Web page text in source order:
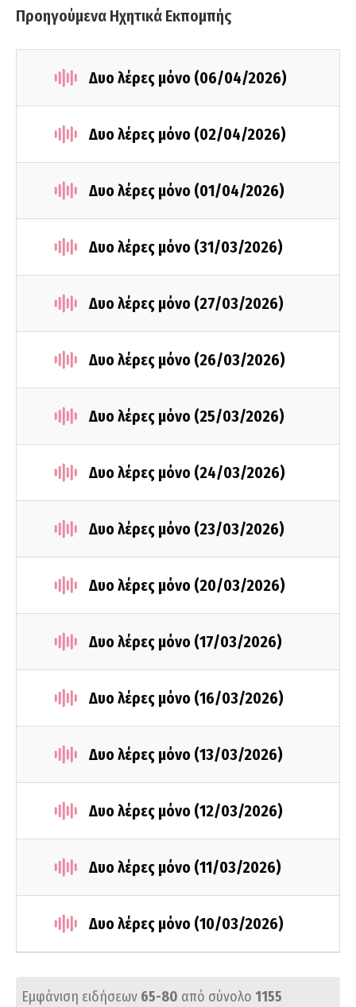
Προηγούμενα Ηχητικά Εκπομπής
Δυο λέρες μόνο (06/04/2026)
Δυο λέρες μόνο (02/04/2026)
Δυο λέρες μόνο (01/04/2026)
Δυο λέρες μόνο (31/03/2026)
Δυο λέρες μόνο (27/03/2026)
Δυο λέρες μόνο (26/03/2026)
Δυο λέρες μόνο (25/03/2026)
Δυο λέρες μόνο (24/03/2026)
Δυο λέρες μόνο (23/03/2026)
Δυο λέρες μόνο (20/03/2026)
Δυο λέρες μόνο (17/03/2026)
Δυο λέρες μόνο (16/03/2026)
Δυο λέρες μόνο (13/03/2026)
Δυο λέρες μόνο (12/03/2026)
Δυο λέρες μόνο (11/03/2026)
Δυο λέρες μόνο (10/03/2026)
Εμφάνιση ειδήσεων 65-80 από σύνολο 1155